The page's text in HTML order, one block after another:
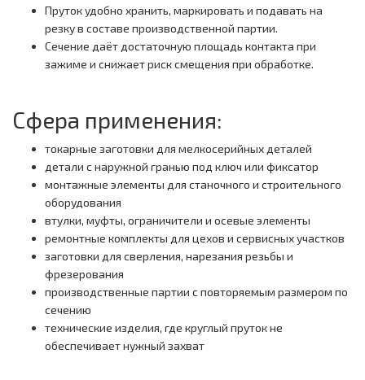
Пруток удобно хранить, маркировать и подавать на
резку в составе производственной партии.
Сечение даёт достаточную площадь контакта при
зажиме и снижает риск смещения при обработке.
Сфера применения:
токарные заготовки для мелкосерийных деталей
детали с наружной гранью под ключ или фиксатор
монтажные элементы для станочного и строительного
оборудования
втулки, муфты, ограничители и осевые элементы
ремонтные комплекты для цехов и сервисных участков
заготовки для сверления, нарезания резьбы и
фрезерования
производственные партии с повторяемым размером по
сечению
технические изделия, где круглый пруток не
обеспечивает нужный захват